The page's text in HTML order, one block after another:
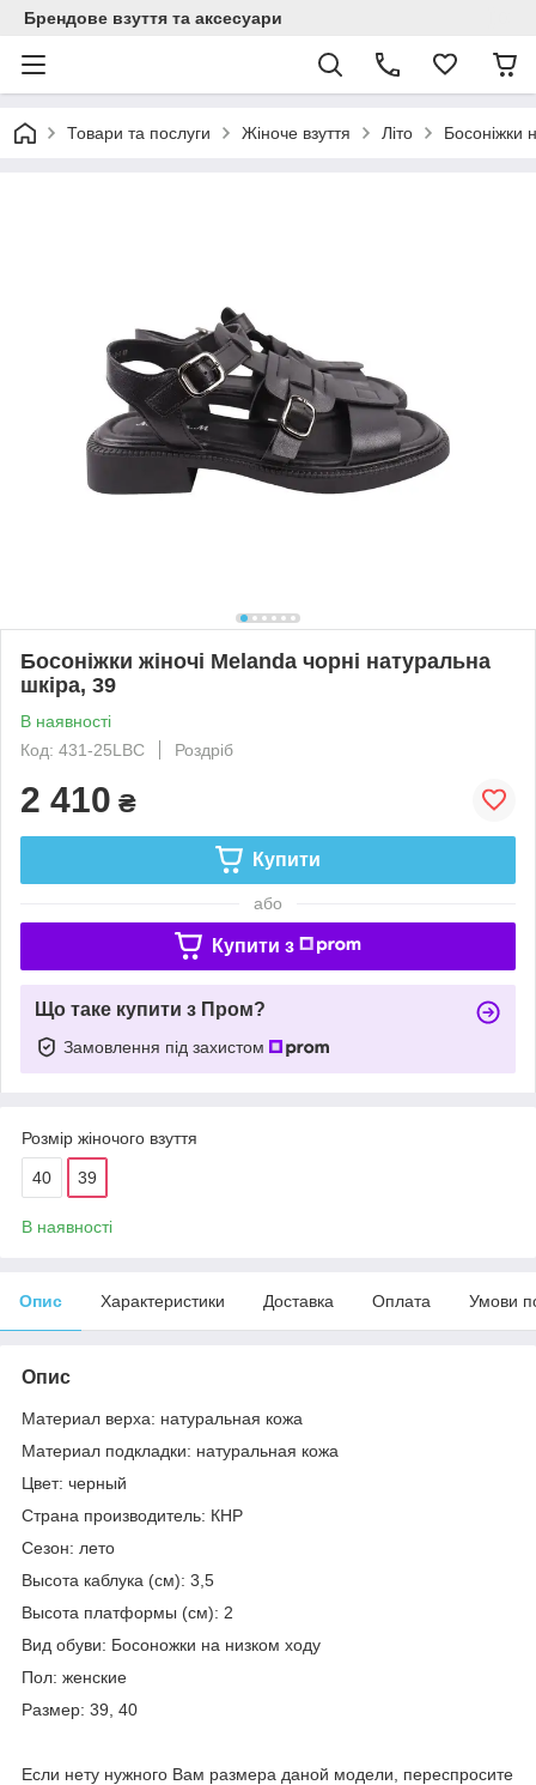
Брендове взуття та аксесуари
Товари та послуги Жіноче взуття Літо Босоніжки
Босоніжки жіночі Melanda чорні натуральна
шкіра, 39
В наявності
Код: 431-25LBC
Роздріб
2 410 ₴
Купити
або
Купити з
Що таке купити з Пром?
Замовлення під захистом
Розмір жіночого взуття
40 39
В наявності
Опис Характеристики Доставка Оплата Умови
Опис
Материал верха: натуральная кожа
Материал подкладки: натуральная кожа
Цвет: черный
Страна производитель: КНР
Сезон: лето
Высота каблука (см): 3,5
Высота платформы (см): 2
Вид обуви: Босоножки на низком ходу
Пол: женские
Размер: 39, 40
Если нету нужного Вам размера даной модели, переспросите